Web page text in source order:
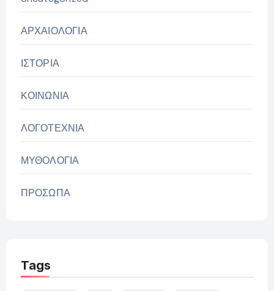
ΑΡΧΑΙΟΛΟΓΙΑ
ΙΣΤΟΡΙΑ
ΚΟΙΝΩΝΙΑ
ΛΟΓΟΤΕΧΝΙΑ
ΜΥΘΟΛΟΓΙΑ
ΠΡΟΣΩΠΑ
Tags